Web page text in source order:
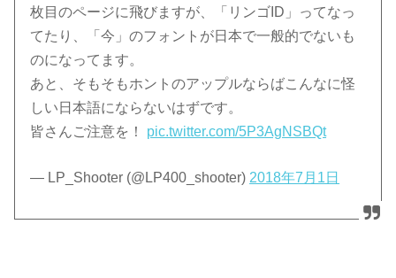
枚目のページに飛びますが、「リンゴID」ってなっ
てたり、「今」のフォントが日本で一般的でないも
のになってます。
あと、そもそもホントのアップルならばこんなに怪
しい日本語にならないはずです。
皆さんご注意を！ pic.twitter.com/5P3AgNSBQt
— LP_Shooter (@LP400_shooter) 2018年7月1日